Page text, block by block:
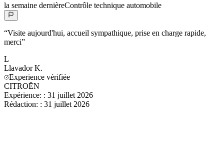
la semaine dernièreContrôle technique automobile
“Visite aujourd'hui, accueil sympathique, prise en charge rapide,
merci”
L
Llavador K.
Experience vérifiée
CITROËN
Expérience: : 31 juillet 2026
Rédaction: : 31 juillet 2026